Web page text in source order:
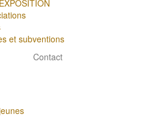
et subventions
Contact